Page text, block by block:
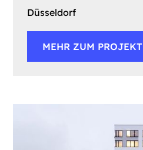
Düsseldorf
MEHR ZUM PROJEKT